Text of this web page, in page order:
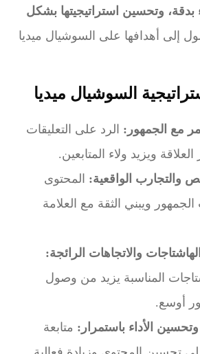
بدقة، وتحسين استراتيجيتها بشكل
إلى أهدافها على السوشيال ميديا
السوشيال ميديا
مع الجمهور: الرد على التعليقات
ويزيد ولاء المتابعين.
والتجارب الواقعية: المحتوى
ويبني الثقة مع العلامة
والاتجاهات الرائجة:
المناسبة يزيد من وصول
أوسع.
وتحسين الأداء باستمرار: متابعة